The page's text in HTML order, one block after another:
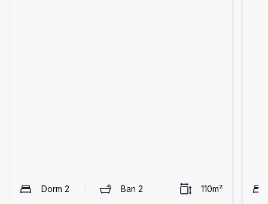
Dorm 2 Ban2 110m²